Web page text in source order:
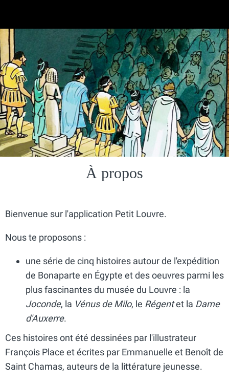
À propos
Bienvenue sur l'application Petit Louvre.
Nous te proposons :
une série de cinq histoires autour de l'expédition
de Bonaparte en Égypte et des oeuvres parmi les
plus fascinantes du musée du Louvre : la
Joconde, la Vénus de Milo, le Régentet la Dame
d'Auxerre.
Ces histoires ont été dessinées par l'illustrateur
François Place et écrites par Emmanuelle et Benoît de
Saint Chamas, auteurs de la littérature jeunesse.